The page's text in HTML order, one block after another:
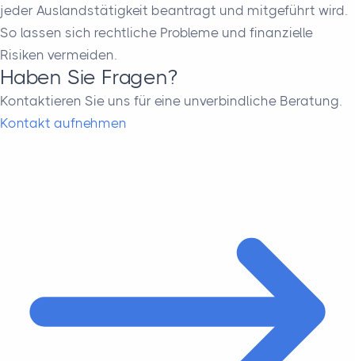
jeder Auslandstätigkeit beantragt und mitgeführt wird.
So lassen sich rechtliche Probleme und finanzielle
Risiken vermeiden.
Haben Sie Fragen?
Kontaktieren Sie uns für eine unverbindliche Beratung.
Kontakt aufnehmen